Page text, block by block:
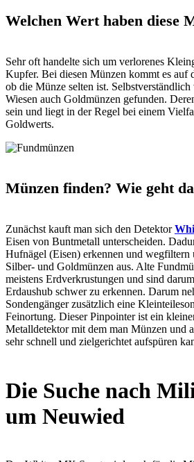
Welchen Wert haben diese
Sehr oft handelte sich um verlorenes
Kupfer. Bei diesen Münzen kommt es auf
ob die Münze selten ist.
Wiesen auch Goldmünzen gefunden.
sein und liegt in der Regel bei einem
Goldwerts.
Münzen finden? Wie geht
Zunächst kauft man sich den Detektor
Eisen von Buntmetall unterscheiden.
Hufnägel (Eisen) erkennen und wegfiltern
Silber- und Goldmünzen aus. Alte
meistens Erdverkrustungen und sind
Erdaushub schwer zu erkennen. Darum
Sondengänger zusätzlich eine
Feinortung. Dieser Pinpointer ist ein
Metalldetektor mit dem man Münzen und
sehr schnell und zielgerichtet aufspüren
Die Suche nach
um Neuwied